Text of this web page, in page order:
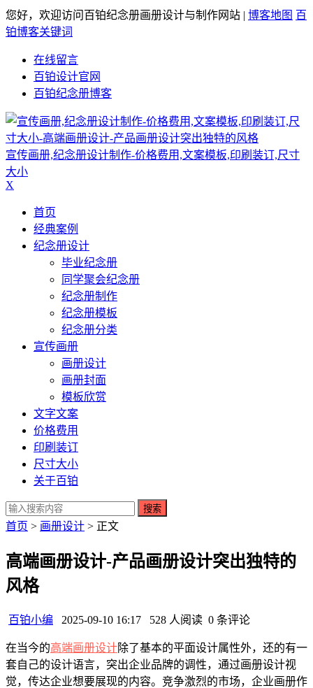
您好，欢迎访问百铂纪念册画册设计与制作网站 | 博客地图 百
铂博客关键词
在线留言
百铂设计官网
百铂纪念册博客
宣传画册,纪念册设计制作-价格费用,文案模板,印刷装订,尺寸
大小
X
首页
经典案例
纪念册设计
毕业纪念册
同学聚会纪念册
纪念册制作
纪念册模板
纪念册分类
宣传画册
画册设计
画册封面
模板欣赏
文字文案
价格费用
印刷装订
尺寸大小
关于百铂
搜索
首页 > 画册设计 > 正文
高端画册设计-产品画册设计突出独特的
风格
百铂小编 2025-09-10 16:17 528 人阅读 0 条评论
在当今的高端画册设计除了基本的平面设计属性外，还的有一
套自己的设计语言，突出企业品牌的调性，通过画册设计视
觉，传达企业想要展现的内容。竞争激烈的市场，企业画册作